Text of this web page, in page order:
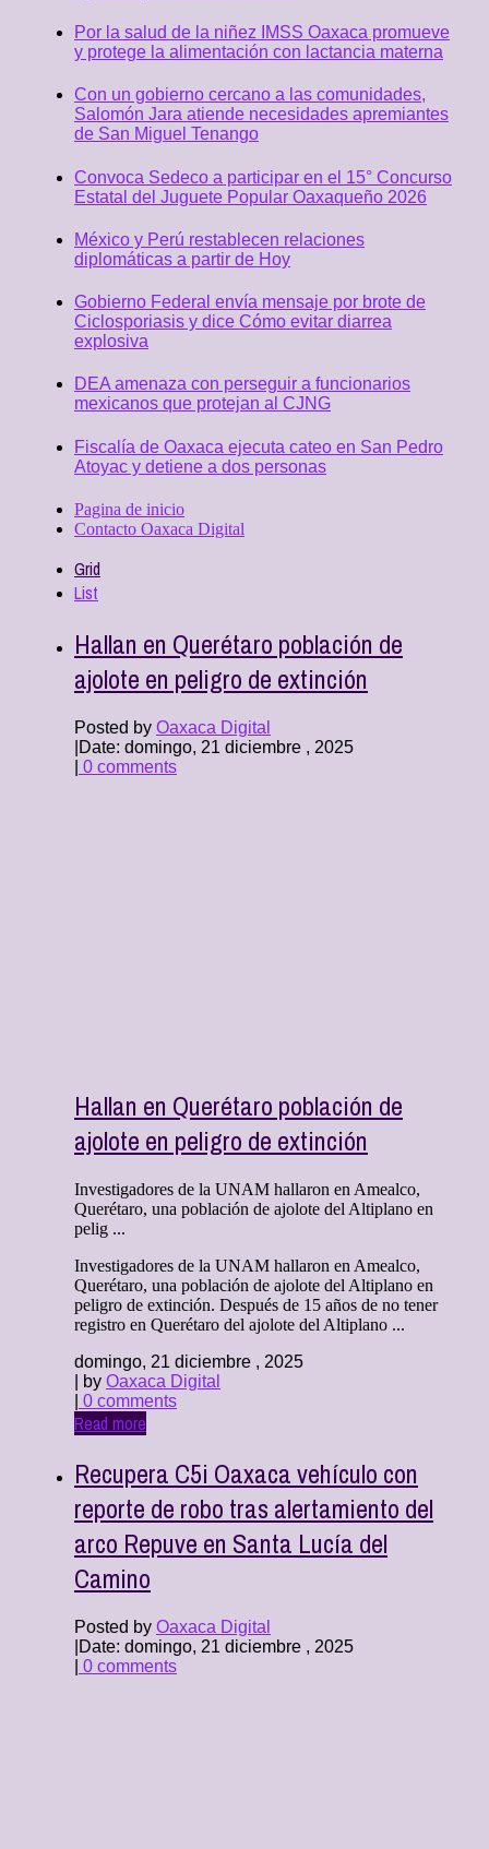
Por la salud de la niñez IMSS Oaxaca promueve
y protege la alimentación con lactancia materna
Con un gobierno cercano a las comunidades,
Salomón Jara atiende necesidades apremiantes
de San Miguel Tenango
Convoca Sedeco a participar en el 15° Concurso
Estatal del Juguete Popular Oaxaqueño 2026
México y Perú restablecen relaciones
diplomáticas a partir de Hoy
Gobierno Federal envía mensaje por brote de
Ciclosporiasis y dice Cómo evitar diarrea
explosiva
DEA amenaza con perseguir a funcionarios
mexicanos que protejan al CJNG
Fiscalía de Oaxaca ejecuta cateo en San Pedro
Atoyac y detiene a dos personas
Pagina de inicio
Contacto Oaxaca Digital
Grid
List
Hallan en Querétaro población de
ajolote en peligro de extinción
Posted by Oaxaca Digital
Date: domingo, 21 diciembre , 2025
0 comments
Hallan en Querétaro población de
ajolote en peligro de extinción
Investigadores de la UNAM hallaron en Amealco,
Querétaro, una población de ajolote del Altiplano en
pelig ...
Investigadores de la UNAM hallaron en Amealco,
Querétaro, una población de ajolote del Altiplano en
peligro de extinción. Después de 15 años de no tener
registro en Querétaro del ajolote del Altiplano ...
domingo, 21 diciembre , 2025
| by Oaxaca Digital
0 comments
Read more
Recupera C5i Oaxaca vehículo con
reporte de robo tras alertamiento del
arco Repuve en Santa Lucía del
Camino
Posted by Oaxaca Digital
Date: domingo, 21 diciembre , 2025
0 comments